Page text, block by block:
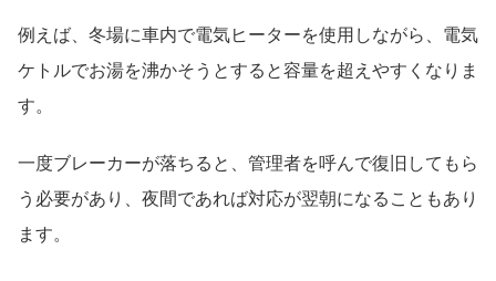
例えば、冬場に車内で電気ヒーターを使用しながら、電気
ケトルでお湯を沸かそうとすると容量を超えやすくなりま
す。
一度ブレーカーが落ちると、管理者を呼んで復旧してもら
う必要があり、夜間であれば対応が翌朝になることもあり
ます。